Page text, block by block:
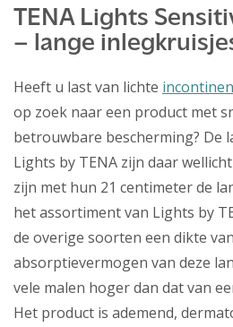
TENA Lights
– lange
Heeft u last van lichte
op zoek naar een product met
betrouwbare bescherming? De
Lights by TENA zijn daar
zijn met hun 21 centimeter de
het assortiment van Lights by
de overige soorten een dikte
absorptievermogen van deze
vele malen hoger dan dat van
Het product is ademend,